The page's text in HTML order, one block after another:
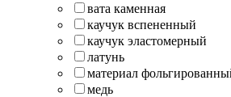
вата каменная
каучук вспененный
каучук эластомерный
латунь
материал
медь